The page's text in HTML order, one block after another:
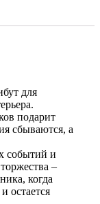
для
подарит
сбываются, а
событий и
–
когда
остается